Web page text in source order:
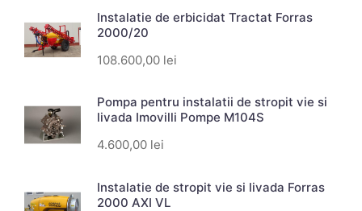
Instalatie de erbicidat Tractat Forras
2000/20
108.600,00 lei
Pompa pentru instalatii de stropit vie si
livada Imovilli Pompe M104S
4.600,00 lei
Instalatie de stropit vie si livada Forras
2000 AXI VL